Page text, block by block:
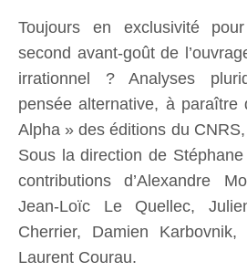
Toujours en exclusivité
second avant-goût de
irrationnel ? Analyses
pensée alternative, à paraître
Alpha » des éditions du
Sous la direction de
contributions d’Alexandre
Jean-Loïc Le Quellec,
Cherrier, Damien
Laurent Courau.